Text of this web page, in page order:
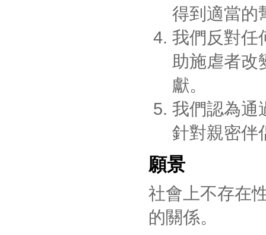
得到適當的
我們反對任
助施虐者改
獻。
我們認為通
針對親密伴
願景
社會上不存在
的關係。